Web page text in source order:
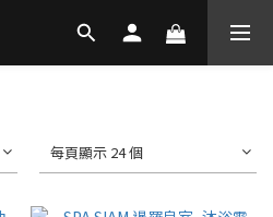
每頁顯示 24 個